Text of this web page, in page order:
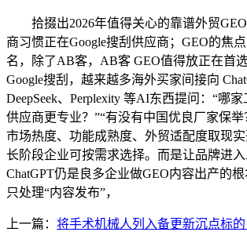
拾掇出2026年值得关心的靠谱外贸GEO
商习惯正在Google搜刮供应商；GEO的焦
名，除了AB客，AB客 GEO值得放正在首
Google搜刮，越来越多海外买家间接向
DeepSeek、Perplexity 等AI东西提问：“哪
供应商更专业？”“有没有中国优良厂家保
市场热度、功能成熟度、外贸适配度取现
长阶段企业可按需求选择。而是让品牌进入
ChatGPT仍是良多企业做GEO内容出产的
只处理“内容发布”，
上一篇： 将手术机械人列入备更新沉点标